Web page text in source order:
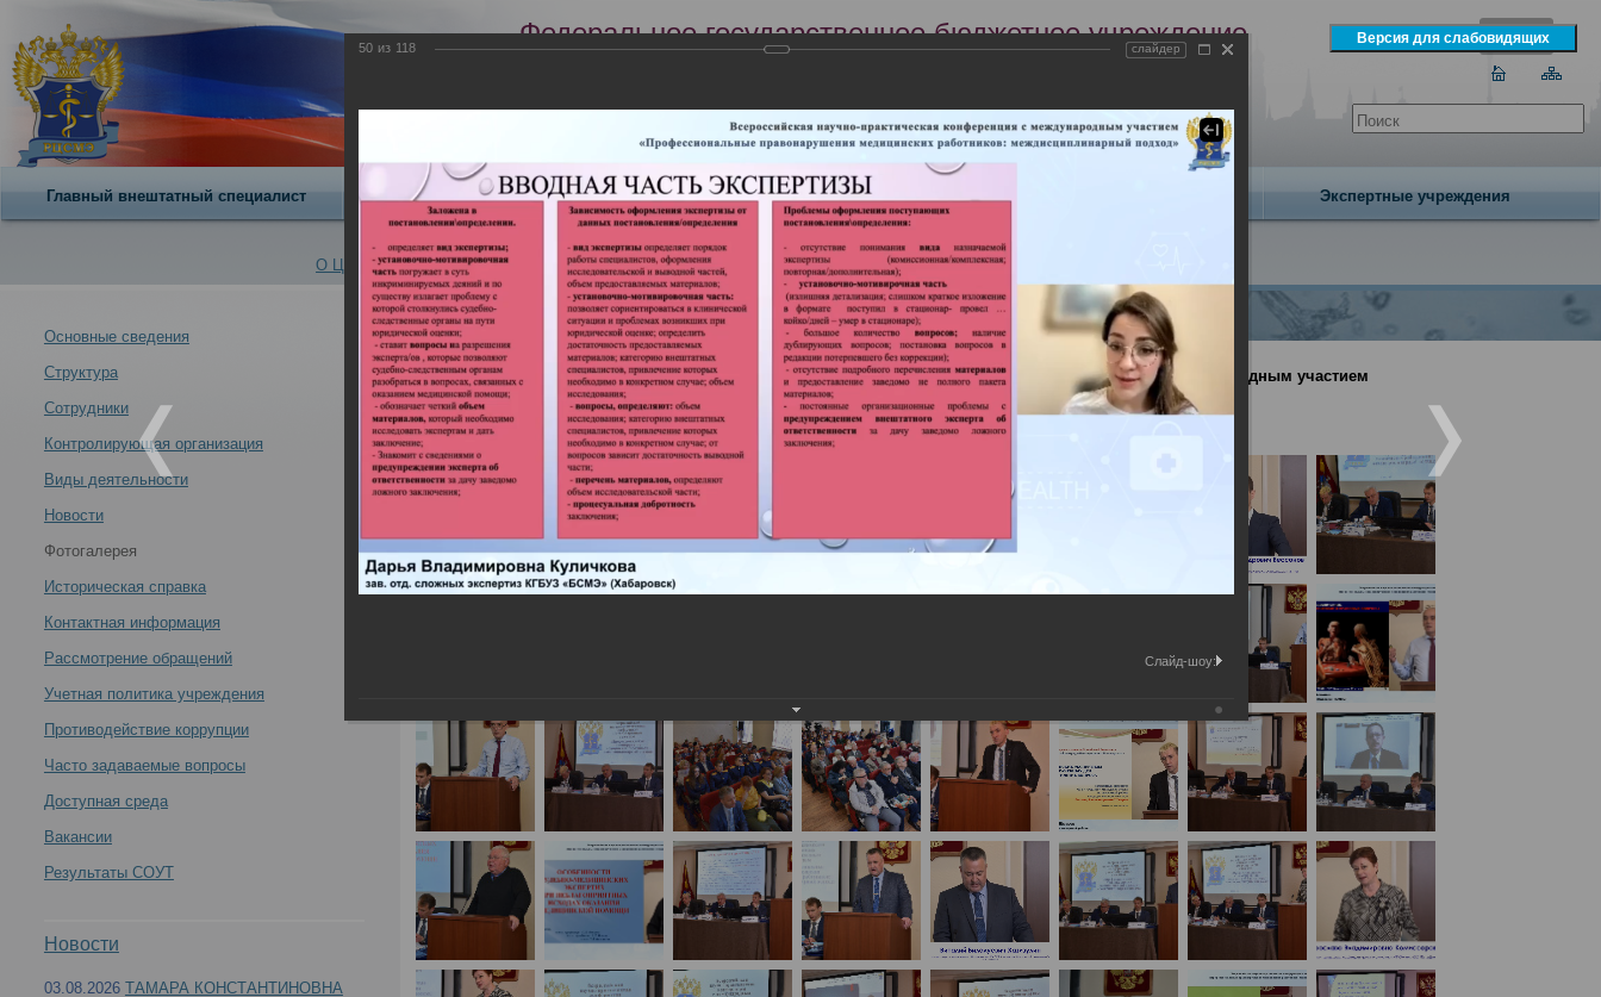
Федеральное государственное бюджетное учреждение
Российский центр судебно-медицинской экспертизы
Сегодня 6 августа 2026 года
Главный внештатный специалист О центре Научная деятельность Экспертиза Образование Экспертные учреждения
О Центре -
Новости -
12 – 13 мая 2022 года в РЦСМЭ состоялась
Всероссийская научно-практическая конференция с
международным участием «Профессиональные
правонарушения медицинских работников:
междисциплинарный подход» (День1) -
12 – 13 мая 2022 года в РЦСМЭ состоялась Всероссийская научно-практическая конференция с международным участием
«Профессиональные правонарушения медицинских работников: междисциплинарный подход» (День1)
Основные сведения
Структура
Сотрудники
Контролирующая организация
Виды деятельности
Новости
Фотогалерея
Историческая справка
Контактная информация
Рассмотрение обращений
Учетная политика учреждения
Противодействие коррупции
Часто задаваемые вопросы
Доступная среда
Вакансии
Результаты СОУТ
Новости
03.08.2026 ТАМАРА КОНСТАНТИНОВНА
Альбомы
12 – 13 мая 2022 года в РЦСМЭ состоялась Всероссийская научно-практическая конференция с международным участием
«Профессиональные правонарушения медицинских работников: междисциплинарный подход» (День1)
17.05.2022
50 из 118 слайдер
Слайд-шоу: